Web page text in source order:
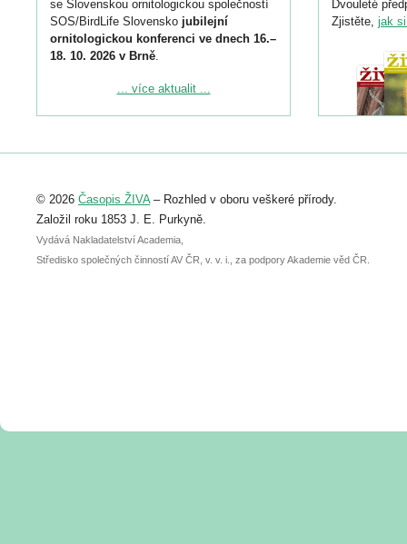
se Slovenskou ornitologickou společností
SOS/BirdLife Slovensko jubilejní
ornitologickou konferenci ve dnech 16.–
18. 10. 2026 v Brně.
Podrobnější informace ke konferenci
Registrovat se můžete do 6. září.
abstraktu přihlášené přednášky nebo
posteru je už 30. června.
... více aktualit ...
Dvouleté
Zjistěte, jak
© 2026 Časopis ŽIVA– Rozhled v oboru veškeré přírody.
Založil roku 1853 J. E. Purkyně.
Vydává Nakladatelství Academia,
Středisko společných činností AV ČR, v. v. i., za podpory Akademie věd ČR.